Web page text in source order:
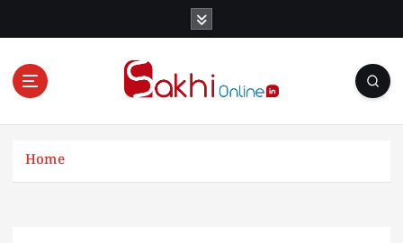
Online News Portal
Home